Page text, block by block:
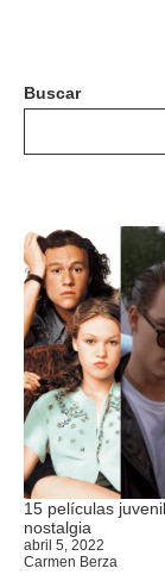
Buscar
15 películas
nostalgia
abril 5, 2022
Carmen Berza